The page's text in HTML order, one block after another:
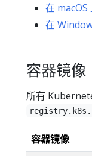
在
在
容器镜像
所有
容器镜像